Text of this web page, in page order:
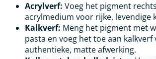
Acrylverf: Voeg het pigment
acrylmedium voor rijke, levendige
Kalkverf: Meng het pigment met
pasta en voeg het toe aan kalkverf
authentieke, matte afwerking.